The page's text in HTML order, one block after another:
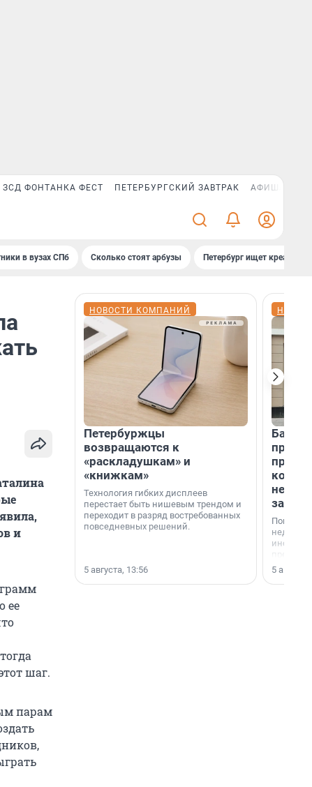
ЗСД ФОНТАНКА ФЕСТ ПЕТЕРБУРГСКИЙ ЗАВТРАК АФИША PLUS
в вузах СПб Сколько стоят арбузы Петербург ищет креатив
и
ее
шаг.
парам
НОВОСТИ КОМПАНИЙ
Петербуржцы
возвращаются к
«раскладушкам» и
«книжкам»
Технология гибких дисплеев
перестает быть нишевым трендом и
переходит в разряд востребованных
повседневных решений.
5 августа, 13:56
Банк
Покупка
офис,
успех
5